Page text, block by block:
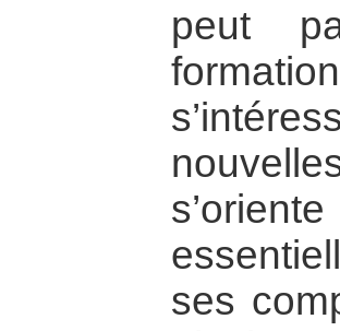
peut
ses